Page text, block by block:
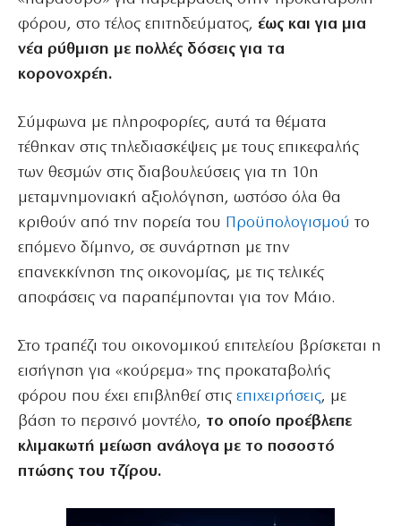
φόρου, στο τέλος επιτηδεύματος, έως και για μια
νέα ρύθμιση με πολλές δόσεις για τα
κορονοχρέη.
Σύμφωνα με πληροφορίες, αυτά τα θέματα
τέθηκαν στις τηλεδιασκέψεις με τους επικεφαλής
των θεσμών στις διαβουλεύσεις για τη 10η
μεταμνημονιακή αξιολόγηση, ωστόσο όλα θα
κριθούν από την πορεία του Προϋπολογισμού το
επόμενο δίμηνο, σε συνάρτηση με την
επανεκκίνηση της οικονομίας, με τις τελικές
αποφάσεις να παραπέμπονται για τον Μάιο.
Στο τραπέζι του οικονομικού επιτελείου βρίσκεται η
εισήγηση για «κούρεμα» της προκαταβολής
φόρου που έχει επιβληθεί στις επιχειρήσεις, με
βάση το περσινό μοντέλο, το οποίο προέβλεπε
κλιμακωτή μείωση ανάλογα με το ποσοστό
πτώσης του τζίρου.